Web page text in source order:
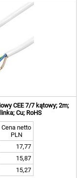
CEE 7/7 kątowy; 2m;
Cu; RoHS
Cena netto
PLN
17,77
15,87
15,27